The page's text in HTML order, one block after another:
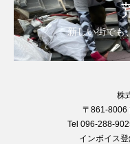
新しい街でも
株
〒861-8006
Tel 096-288-
インボイス